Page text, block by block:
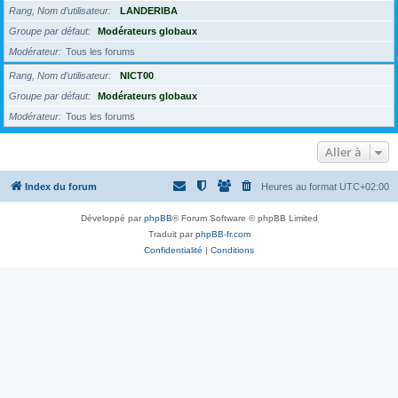
Rang, Nom d’utilisateur
LANDERIBA
Groupe par défaut
Modérateurs globaux
Modérateur
Tous les forums
Rang, Nom d’utilisateur
NICT00
Groupe par défaut
Modérateurs globaux
Modérateur
Tous les forums
Aller à
Index du forum Heures au format UTC+02:00
Développé parphpBB® Forum Software © phpBB Limited
Traduit parphpBB-fr.com
Confidentialité | Conditions